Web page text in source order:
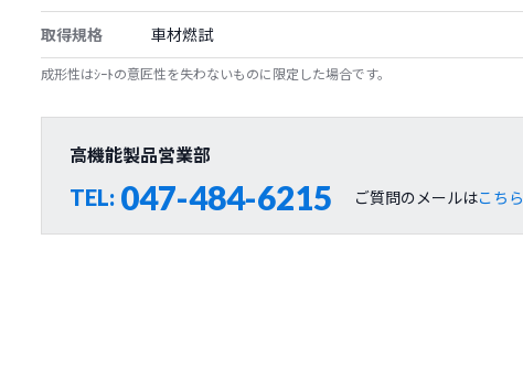
取得規格 車材燃試
成形性はｼｰﾄの意匠性を失わないものに限定した場合です。
高機能製品営業部
TEL: 047-484-6215 ご質問のメールはこちら